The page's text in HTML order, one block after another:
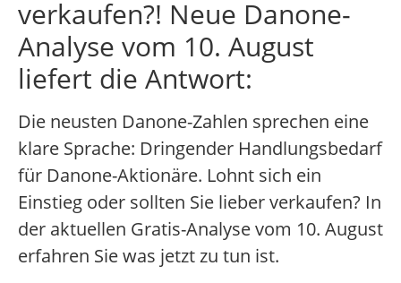
verkaufen?! Neue Danone-
Analyse vom 10. August
liefert die Antwort:
Die neusten Danone-Zahlen sprechen eine
klare Sprache: Dringender Handlungsbedarf
für Danone-Aktionäre. Lohnt sich ein
Einstieg oder sollten Sie lieber verkaufen? In
der aktuellen Gratis-Analyse vom 10. August
erfahren Sie was jetzt zu tun ist.